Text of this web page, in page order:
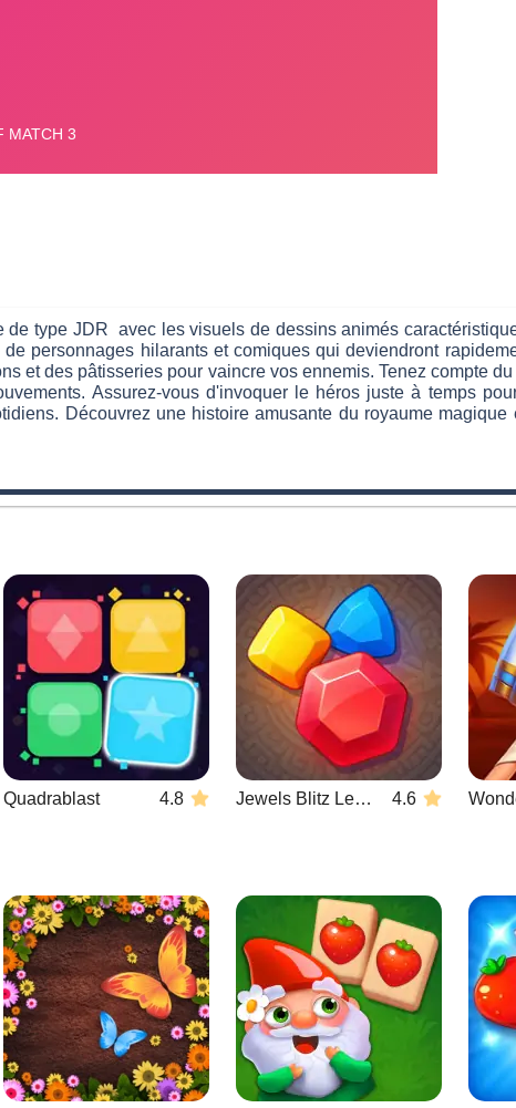
type JDR avec les visuels de dessins animés
personnages hilarants et comiques qui deviendront
et des pâtisseries pour vaincre vos ennemis. Tenez compte
Assurez-vous d'invoquer le héros juste à temps
Découvrez une histoire amusante du royaume
Quadrablast 4.8 Jewels Blitz Legends 4.6